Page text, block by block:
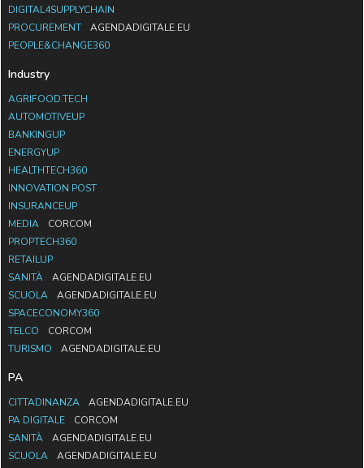
DIGITAL4SUPPLYCHAIN
PROCUREMENT
AGENDADIGITALE.EU
PEOPLE&CHANGE360
Industry
AGRIFOOD.TECH
AUTOMOTIVEUP
BANKINGUP
ENERGYUP
HEALTHTECH360
INNOVATION POST
INSURANCEUP
MEDIA
CORCOM
PROPTECH360
RETAILUP
SANITÀ
AGENDADIGITALE.EU
SCUOLA
AGENDADIGITALE.EU
SPACECONOMY360
TELCO
CORCOM
TURISMO
AGENDADIGITALE.EU
PA
CITTADINANZA
AGENDADIGITALE.EU
PA DIGITALE
CORCOM
SANITÀ
AGENDADIGITALE.EU
SCUOLA
AGENDADIGITALE.EU